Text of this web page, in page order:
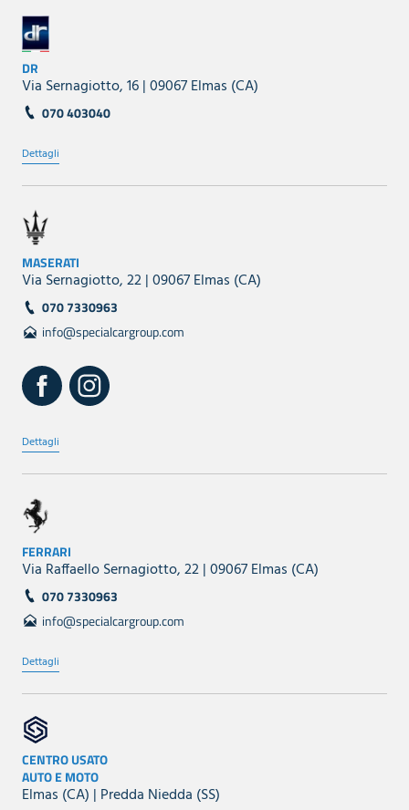
DR
Via Sernagiotto, 16 | 09067 Elmas (CA)
070 403040
Dettagli
MASERATI
Via Sernagiotto, 22 | 09067 Elmas (CA)
070 7330963
info@specialcargroup.com
Dettagli
FERRARI
Via Raffaello Sernagiotto, 22 | 09067 Elmas (CA)
070 7330963
info@specialcargroup.com
Dettagli
CENTRO USATO
AUTO E MOTO
Elmas (CA) | Predda Niedda (SS)